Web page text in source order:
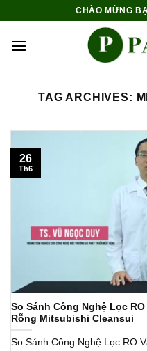
content
CHÀO MỪNG
TAG ARCHIVES:
So Sánh Công Nghệ Lọc
Rỗng Mitsubishi Cleansui
So Sánh Công Nghệ Lọc RO
26
Th6